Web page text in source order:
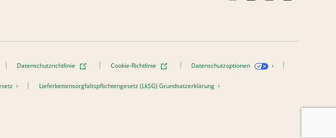
Datenschutzrichtlinie Cookie-Richtlinie Datenschutzoptionen
Lieferkettensorgfaltspflichtengesetz (LkSG) Grundsatzerklärung